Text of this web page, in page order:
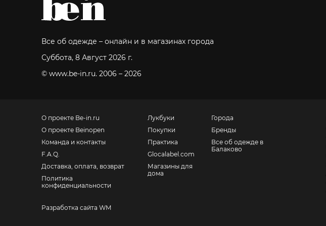
Все об одежде – онлайн и в магазинах города
Суббота, 8 Август 2026 г.
© www.be-in.ru. 2006 – 2026
О проекте Be-in.ru
О проекте Beinopen
Команда и контакты
F.A.Q.
Доставка, оплата, возврат
Политика
конфиденциальности
Лукбуки
Покупки
Практика
Glocalabel.com
Магазины для
дома
Города
Бренды
Все об одежде в
Балаково
Разработка сайта WM